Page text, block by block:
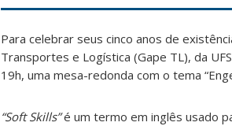
Para celebrar seus cinco anos de
Transportes e Logística (Gape TL), da
19h, uma mesa-redonda com o tema
“Soft Skills”é um termo em inglês usado